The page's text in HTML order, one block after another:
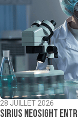
28 JUILLET 2026
Sirius NeoSight